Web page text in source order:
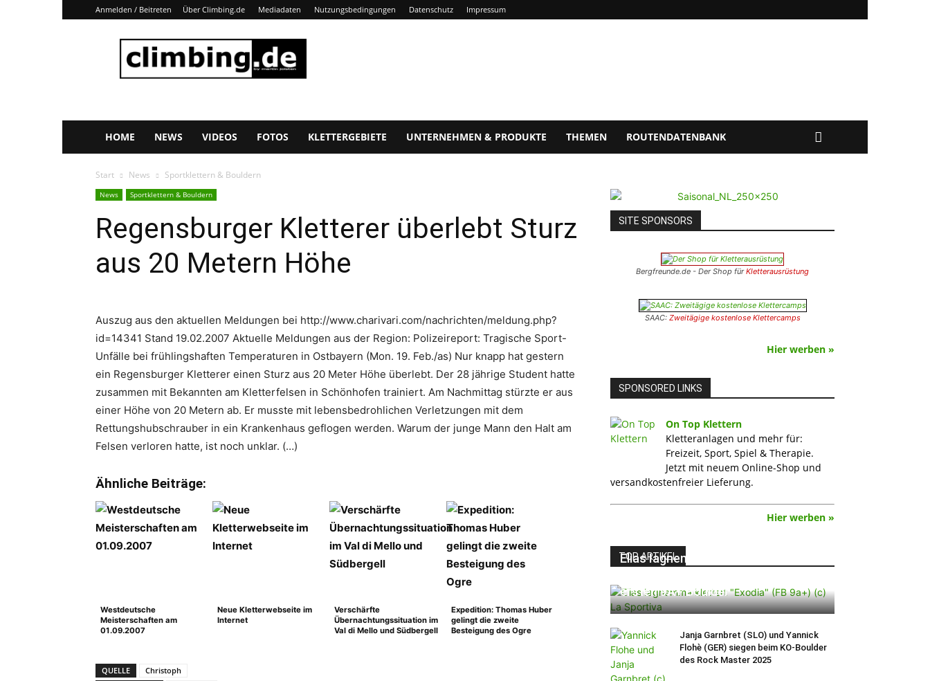
Anmelden / Beitreten Über Climbing.de Mediadaten Nutzungsbedingungen Datenschutz Impressum
Climbing.de
HOME NEWS VIDEOS FOTOS KLETTERGEBIETE UNTERNEHMEN & PRODUKTE THEMEN ROUTENDATENBANK
Start News Sportklettern & Bouldern
News Sportklettern & Bouldern
Regensburger Kletterer überlebt Sturz
aus 20 Metern Höhe
Auszug aus den aktuellen Meldungen bei http://www.charivari.com/nachrichten/meldung.php?
id=14341 Stand 19.02.2007 Aktuelle Meldungen aus der Region: Polizeireport: Tragische Sport-
Unfälle bei frühlingshaften Temperaturen in Ostbayern (Mon. 19. Feb./as) Nur knapp hat gestern
ein Regensburger Kletterer einen Sturz aus 20 Meter Höhe überlebt. Der 28 jährige Student hatte
zusammen mit Bekannten am Kletterfelsen in Schönhofen trainiert. Am Nachmittag stürzte er aus
einer Höhe von 20 Metern ab. Er musste mit lebensbedrohlichen Verletzungen mit dem
Rettungshubschrauber in ein Krankenhaus geflogen werden. Warum der junge Mann den Halt am
Felsen verloren hatte, ist noch unklar. (…)
Ähnliche Beiträge:
Westdeutsche
Meisterschaften am
01.09.2007
Neue Kletterwebseite im
Internet
Verschärfte
Übernachtungssituation im
Val di Mello und Südbergell
Expedition: Thomas Huber
gelingt die zweite
Besteigung des Ogre
QUELLE
Christoph
SITE SPONSORS
Bergfreunde.de - Der Shop fürKletterausrüstung
SAAC: Zweitägige kostenlose Klettercamps
Hier werben »
SPONSORED LINKS
On Top Klettern
Kletteranlagen und mehr für:
Freizeit, Sport, Spiel & Therapie.
Jetzt mit neuem Online-Shop und
versandkostenfreier Lieferung.
Hier werben »
TOP ARTIKEL
Elias Iagnemma klettert „Exodia“:
ersten 9A+ Boulder
Janja Garnbret (SLO) und Yannick
Flohè (GER) siegen beim KO-Boulder
des Rock Master 2025